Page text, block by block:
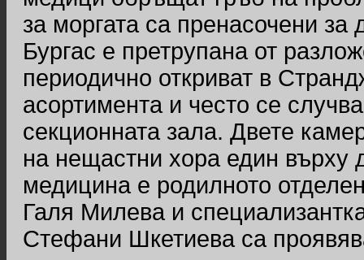
за моргата са пренасочени
Бургас е претрупана от
периодично откриват в
асортимента и често се
секционната зала. Двете
на нещастни хора един върху
медицина е родилното
Галя Милева и
Стефани Шкетиева са